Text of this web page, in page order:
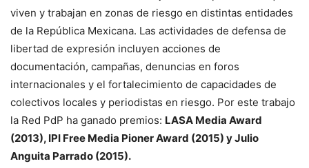
viven y trabajan en zonas de riesgo en distintas entidades
de la República Mexicana. Las actividades de defensa de
libertad de expresión incluyen acciones de
documentación, campañas, denuncias en foros
internacionales y el fortalecimiento de capacidades de
colectivos locales y periodistas en riesgo. Por este trabajo
la Red PdP ha ganado premios: LASA Media Award
(2013), IPI Free Media Pioner Award (2015) y Julio
Anguita Parrado (2015).